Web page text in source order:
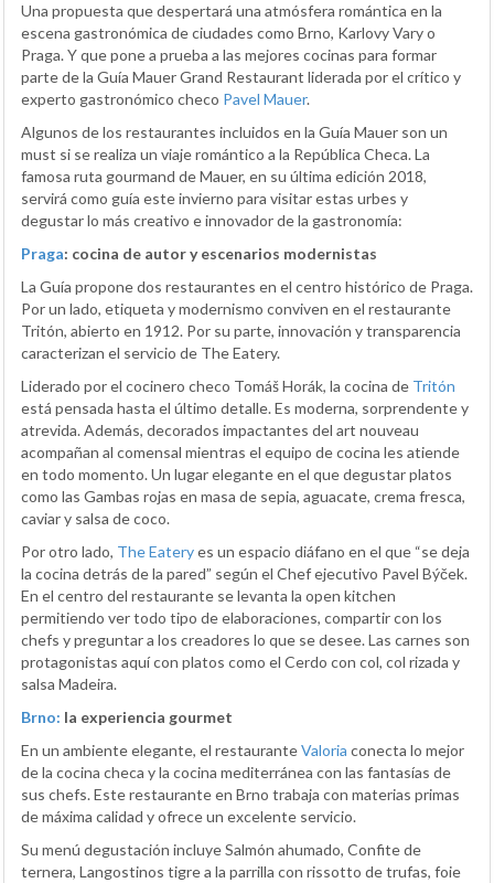
Una propuesta que despertará una atmósfera romántica en la
escena gastronómica de ciudades como Brno, Karlovy Vary o
Praga. Y que pone a prueba a las mejores cocinas para formar
parte de la Guía Mauer Grand Restaurant liderada por el crítico y
experto gastronómico checo Pavel Mauer.
Algunos de los restaurantes incluidos en la Guía Mauer son un
must si se realiza un viaje romántico a la República Checa. La
famosa ruta gourmand de Mauer, en su última edición 2018,
servirá como guía este invierno para visitar estas urbes y
degustar lo más creativo e innovador de la gastronomía:
Praga: cocina de autor y escenarios modernistas
La Guía propone dos restaurantes en el centro histórico de Praga.
Por un lado, etiqueta y modernismo conviven en el restaurante
Tritón, abierto en 1912. Por su parte, innovación y transparencia
caracterizan el servicio de The Eatery.
Liderado por el cocinero checo Tomáš Horák, la cocina de Tritón
está pensada hasta el último detalle. Es moderna, sorprendente y
atrevida. Además, decorados impactantes del art nouveau
acompañan al comensal mientras el equipo de cocina les atiende
en todo momento. Un lugar elegante en el que degustar platos
como las Gambas rojas en masa de sepia, aguacate, crema fresca,
caviar y salsa de coco.
Por otro lado, The Eateryes un espacio diáfano en el que “se deja
la cocina detrás de la pared” según el Chef ejecutivo Pavel Býček.
En el centro del restaurante se levanta la open kitchen
permitiendo ver todo tipo de elaboraciones, compartir con los
chefs y preguntar a los creadores lo que se desee. Las carnes son
protagonistas aquí con platos como el Cerdo con col, col rizada y
salsa Madeira.
Brno: la experiencia gourmet
En un ambiente elegante, el restauranteValoria conecta lo mejor
de la cocina checa y la cocina mediterránea con las fantasías de
sus chefs. Este restaurante en Brno trabaja con materias primas
de máxima calidad y ofrece un excelente servicio.
Su menú degustación incluye Salmón ahumado, Confite de
ternera, Langostinos tigre a la parrilla con rissotto de trufas, foie